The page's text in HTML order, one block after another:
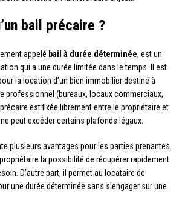
bail précaire ?
appelé bail à durée déterminée, est un
qui a une durée limitée dans le temps. Il est
la location d’un bien immobilier destiné à
professionnel (bureaux, locaux commerciaux,
est fixée librement entre le propriétaire et
peut excéder certains plafonds légaux.
plusieurs avantages pour les parties prenantes.
la possibilité de récupérer rapidement
D’autre part, il permet au locataire de
une durée déterminée sans s’engager sur une